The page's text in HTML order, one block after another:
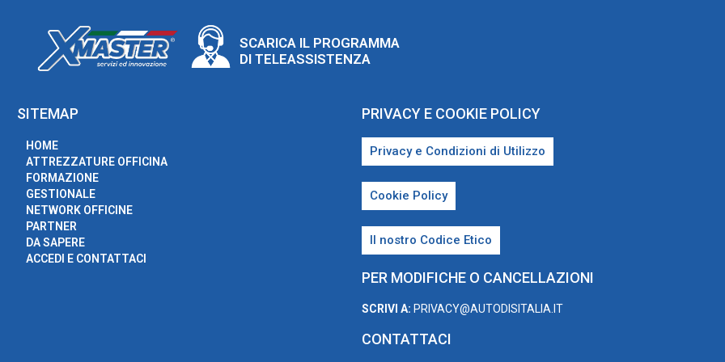
SCARICA IL PROGRAMMA
DI TELEASSISTENZA
SITEMAP
HOME
ATTREZZATURE OFFICINA
FORMAZIONE
GESTIONALE
NETWORK OFFICINE
PARTNER
DA SAPERE
ACCEDI E CONTATTACI
PRIVACY E COOKIE POLICY
Privacy e Condizioni di Utilizzo
Cookie Policy
Il nostro Codice Etico
PER MODIFICHE O CANCELLAZIONI
SCRIVI A: PRIVACY@AUTODISITALIA.IT
CONTATTACI